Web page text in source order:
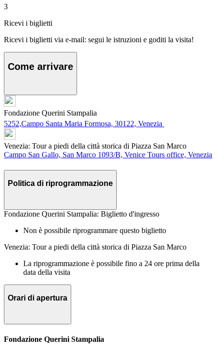
3
Ricevi i biglietti
Ricevi i biglietti via e-mail: segui le istruzioni e goditi la visita!
Come arrivare
Fondazione Querini Stampalia
5252,Campo Santa Maria Formosa, 30122, Venezia
Venezia: Tour a piedi della città storica di Piazza San Marco
Campo San Gallo, San Marco 1093/B, Venice Tours office, Venezia
Politica di riprogrammazione
Fondazione Querini Stampalia: Biglietto d'ingresso
Non è possibile riprogrammare questo biglietto
Venezia: Tour a piedi della città storica di Piazza San Marco
La riprogrammazione è possibile fino a 24 ore prima della
data della visita
Orari di apertura
Fondazione Querini Stampalia